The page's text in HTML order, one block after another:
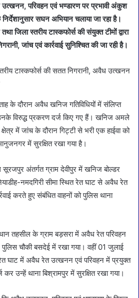
परिवहन एवं भण्डारण पर प्रभावी अंकुश
सघन अभियान चलाया जा रहा है।
जिला स्तरीय टास्कफोर्स की संयुक्त टीमों द्वारा
जांच एवं कार्रवाई सुनिश्चित की जा रही है।
के दौरान अवैध खनिज गतिविधियों में संलिप्त
विरुद्ध प्रकरण दर्ज किए गए हैं। खनिज अमले
में जांच के दौरान गिट्टी से भरी एक हाईवा को
में सुरक्षित रखा गया है।
अंतर्गत ग्राम देवीपुर में खनिज बोल्डर
नमदगिरी सीमा स्थित रेत घाट से अवैध रेत
करते हुए संबंधित वाहनों को पुलिस थाना
तहसील के ग्राम बड़सरा में अवैध रेत परिवहन
चौकी बसदेई में रखा गया। वहीं 01 जुलाई
घाट में अवैध रेत उत्खनन एवं परिवहन में प्रयुक्त
कर उन्हें थाना बिश्रामपुर में सुरक्षित रखा गया।